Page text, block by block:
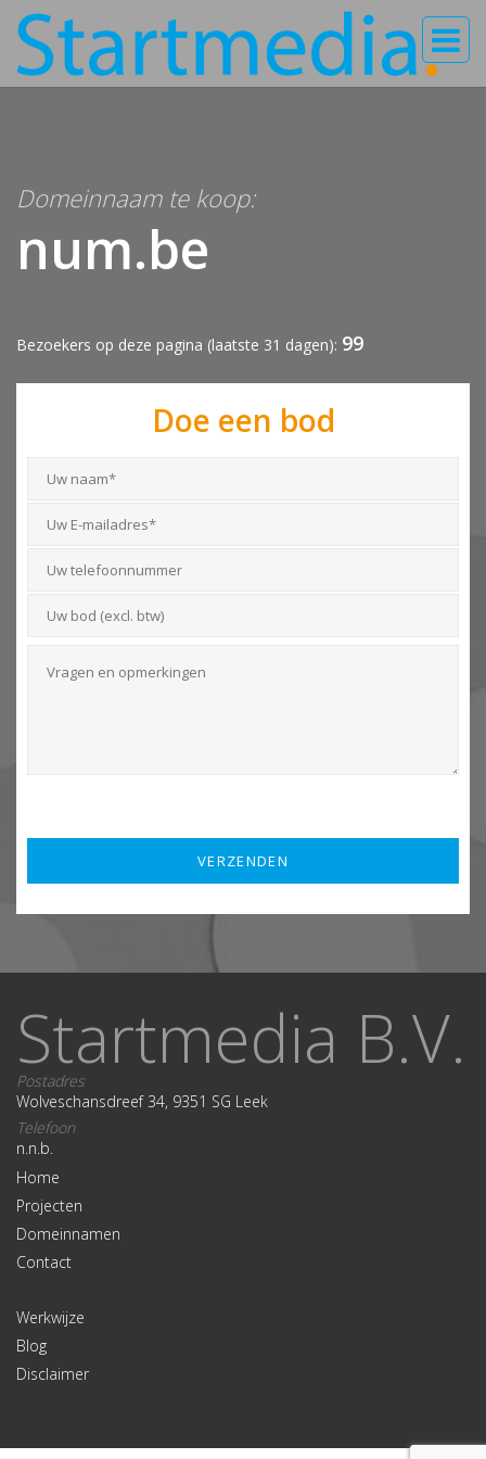
Domeinnaam te koop:
num.be
Bezoekers op deze pagina (laatste 31 dagen): 99
Doe een bod
Startmedia B.V.
Postadres
Wolveschansdreef 34, 9351 SG Leek
Telefoon
n.n.b.
Home
Projecten
Domeinnamen
Contact
Werkwijze
Blog
Disclaimer